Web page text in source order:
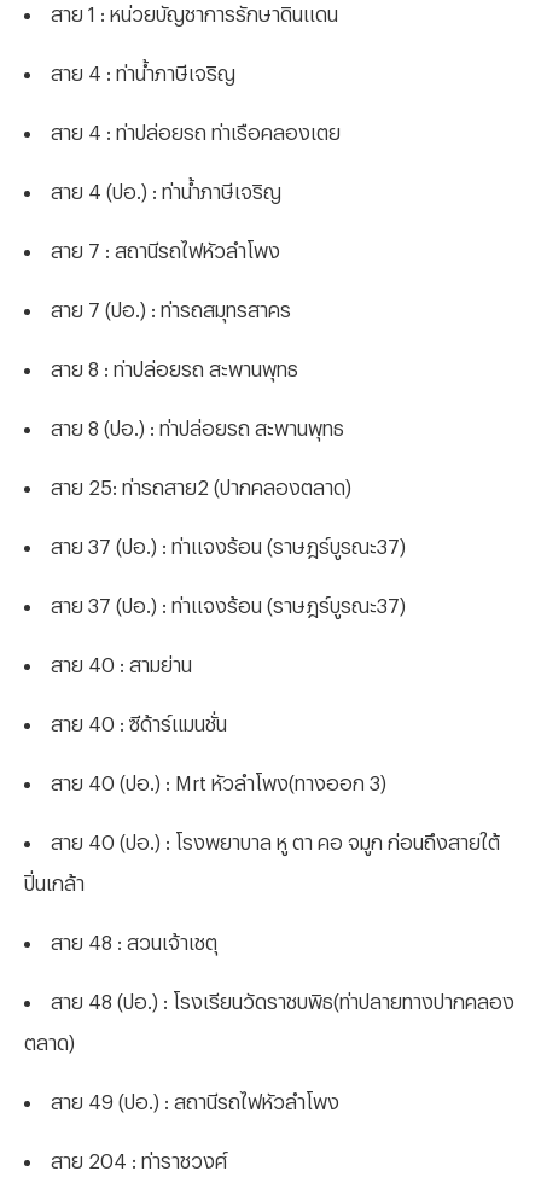
สาย 1 : หน่วยบัญชาการรักษาดินแดน
สาย 4 : ท่าน้ำภาษีเจริญ
สาย 4 : ท่าปล่อยรถ ท่าเรือคลองเตย
สาย 4 (ปอ.) : ท่าน้ำภาษีเจริญ
สาย 7 : สถานีรถไฟหัวลำโพง
สาย 7 (ปอ.) : ท่ารถสมุทรสาคร
สาย 8 : ท่าปล่อยรถ สะพานพุทธ
สาย 8 (ปอ.) : ท่าปล่อยรถ สะพานพุทธ
สาย 25: ท่ารถสาย2 (ปากคลองตลาด)
สาย 37 (ปอ.) : ท่าแจงร้อน (ราษฎร์บูรณะ37)
สาย 37 (ปอ.) : ท่าแจงร้อน (ราษฎร์บูรณะ37)
สาย 40 : สามย่าน
สาย 40 : ซีด้าร์แมนชั่น
สาย 40 (ปอ.) : Mrt หัวลำโพง(ทางออก 3)
สาย 40 (ปอ.) : โรงพยาบาล หู ตา คอ จมูก ก่อนถึงสายใต้
ปิ่นเกล้า
สาย 48 : สวนเจ้าเชตุ
สาย 48 (ปอ.) : โรงเรียนวัดราชบพิธ(ท่าปลายทางปากคลอง
ตลาด)
สาย 49 (ปอ.) : สถานีรถไฟหัวลำโพง
สาย 204 : ท่าราชวงศ์